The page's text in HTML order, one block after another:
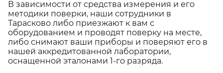
В зависимости от средства измерения и его
методики поверки, наши сотрудники в
Тарасково либо приезжают к вам с
оборудованием и проводят поверку на месте,
либо снимают ваши приборы и поверяют его в
нашей аккредитованной лаборатории,
оснащенной эталонами 1-го разряда.